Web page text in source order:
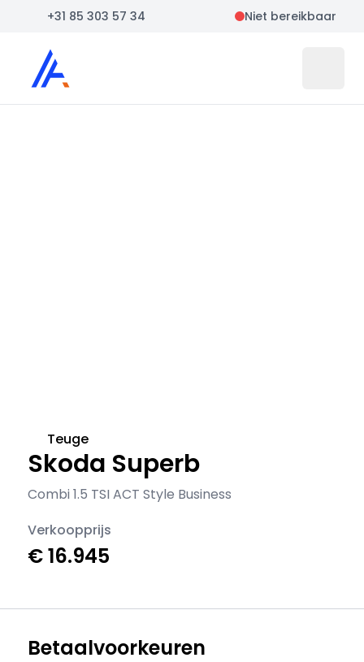
+31 85 303 57 34 Niet bereikbaar
Auto Atlas
Skoda Superb
Combi 1.5 TSI ACT Style Business
Teuge
Verkoopprijs
€ 16.945
Betaalvoorkeuren